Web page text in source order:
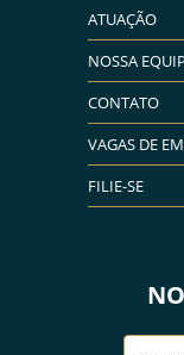
ATUAÇÃO
NOSSA
CONTATO
VAGAS DE
FILIE-SE